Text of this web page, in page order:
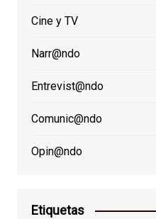
Cine y TV
Narr@ndo
Entrevist@ndo
Comunic@ndo
Opin@ndo
Etiquetas